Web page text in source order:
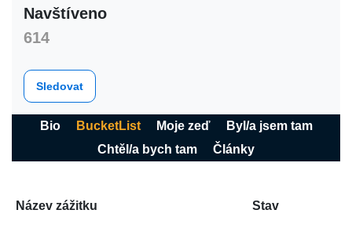
Navštíveno
614
Sledovat
Bio BucketList Moje zeď
Byl/a jsem tam
Chtěl/a bych tam
Články
Název zážitku Stav